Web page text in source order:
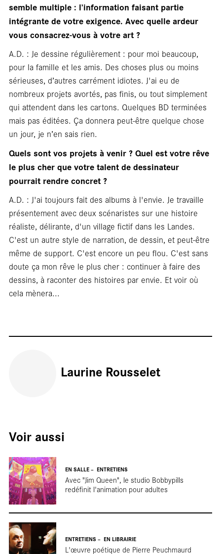
semble multiple : l’information faisant partie
intégrante de votre exigence. Avec quelle ardeur
vous consacrez‑vous à votre art ?
A.D. : Je dessine régulièrement : pour moi beaucoup,
pour la famille et les amis. Des choses plus ou moins
sérieuses, d’autres carrément idiotes. J'ai eu de
nombreux projets avortés, pas finis, ou tout simplement
qui attendent dans les cartons. Quelques BD terminées
mais pas éditées. Ça donnera peut-être quelque chose
un jour, je n’en sais rien.
Quels sont vos projets à venir ? Quel est votre rêve
le plus cher que votre talent de dessinateur
pourrait rendre concret ?
A.D. : J'ai toujours fait des albums à l'envie. Je travaille
présentement avec deux scénaristes sur une histoire
réaliste, délirante, d'un village fictif dans les Landes.
C'est un autre style de narration, de dessin, et peut-être
même de support. C'est encore un peu flou. C'est sans
doute ça mon rêve le plus cher : continuer à faire des
dessins, à raconter des histoires par envie. Et voir où
cela mènera...
Laurine Rousselet
Voir aussi
EN SALLE ENTRETIENS
Avec "Jim Queen", le studio Bobbypills
redéfinit l'animation pour adultes
ENTRETIENS EN LIBRAIRIE
L'œuvre poétique de Pierre Peuchmaurd